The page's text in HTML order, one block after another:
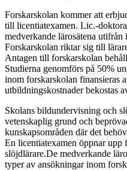
Forskarskolan kommer att
till licentiatexamen. Lic.-
medverkande lärosätena
Forskarskolan riktar sig till
Antagen till forskarskolan
Studierna genomförs på 50%
inom forskarskolan finansieras
utbildningskostnader bekostas
Skolans bildundervisning och
vetenskaplig grund och
kunskapsområden där det
En licentiatexamen öppnar
slöjdlärare.De medverkande
typer av ansökningar inom